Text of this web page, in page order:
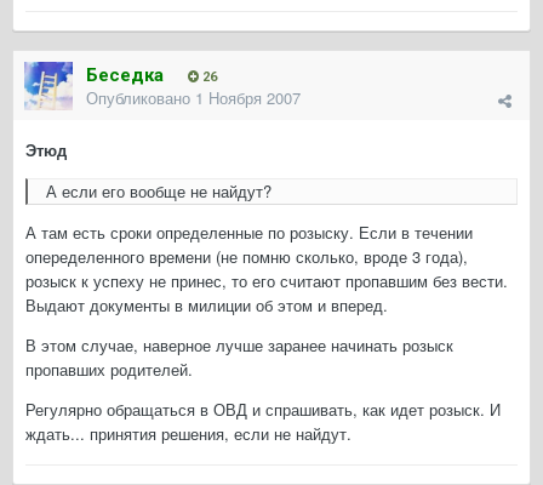
Беседка 26
Опубликовано 1 Ноября 2007
Этюд
А если его вообще не найдут?
А там есть сроки определенные по розыску. Если в течении
опеределенного времени (не помню сколько, вроде 3 года),
розыск к успеху не принес, то его считают пропавшим без вести.
Выдают документы в милиции об этом и вперед.
В этом случае, наверное лучше заранее начинать розыск
пропавших родителей.
Регулярно обращаться в ОВД и спрашивать, как идет розыск. И
ждать... принятия решения, если не найдут.